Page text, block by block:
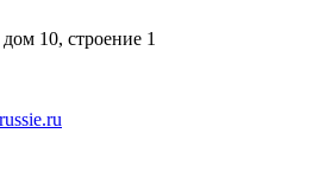
10, строение 1